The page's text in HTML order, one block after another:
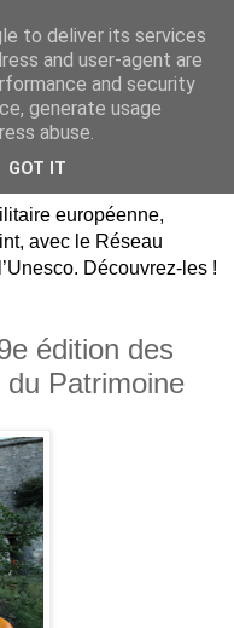
Hautes-
européenne,
avec le Réseau
Découvrez-les !
édition des
Patrimoine
to deliver its services
and user-agent are
and security
generate usage
abuse.
GOT IT